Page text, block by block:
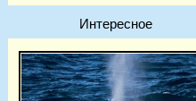
Интересное